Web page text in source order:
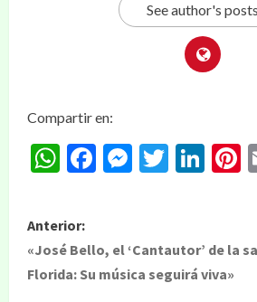
See author's posts
Compartir en:
WhatsApp
Facebook
Anterior:
«José Bello, el ‘Cantautor’ de la
Florida: Su música seguirá viva»